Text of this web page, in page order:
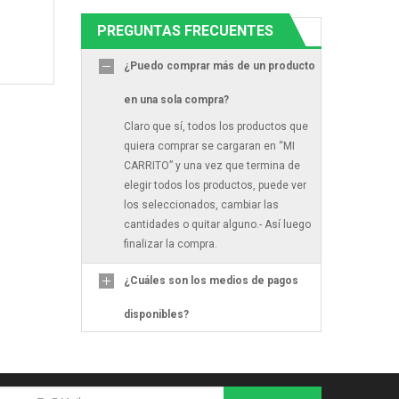
PREGUNTAS FRECUENTES
¿Puedo comprar más de un producto
en una sola compra?
Claro que sí, todos los productos que
quiera comprar se cargaran en “MI
CARRITO” y una vez que termina de
elegir todos los productos, puede ver
los seleccionados, cambiar las
cantidades o quitar alguno.- Así luego
finalizar la compra.
¿Cuáles son los medios de pagos
disponibles?